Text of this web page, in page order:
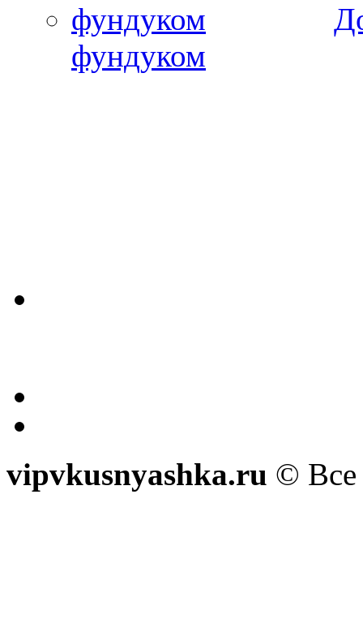
фундуком
vipvkusnyashka.ru © Все